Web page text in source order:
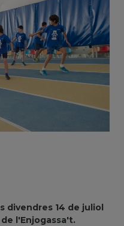
divendres 14 de juliol
l'Enjogassa't.